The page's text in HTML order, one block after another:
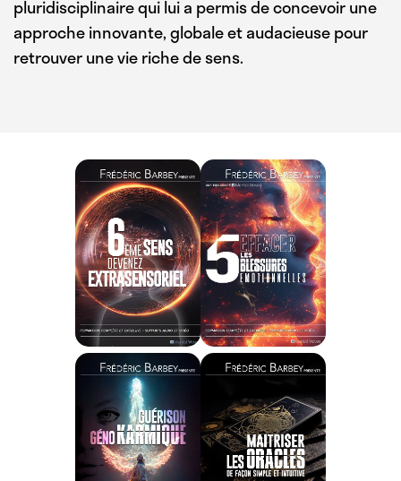
pluridisciplinaire qui lui a permis de concevoir une
approche innovante, globale et audacieuse pour
retrouver une vie riche de sens.